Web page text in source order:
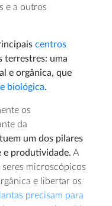
e a outros
centros
terrestres: uma
e orgânica, que
biológica.
os
da
um dos pilares
e produtividade. A
microscópicos
e libertar os
precisam para